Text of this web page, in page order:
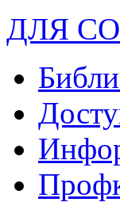
ДЛЯ